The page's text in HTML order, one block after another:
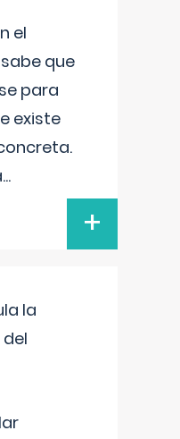
el
que
para
existe
...
+
la